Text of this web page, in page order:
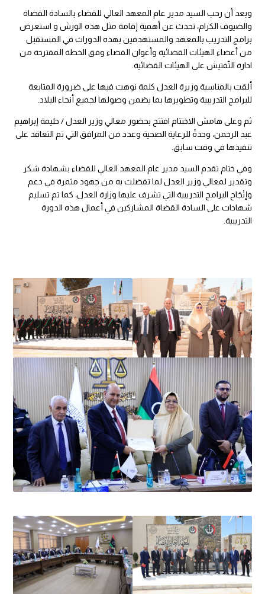
وبعد أن رحب السيد مدير عام المعهد العالي للقضاء بالسادة القضاة
والضيوف الكرام، تحدث عن أهمية إقامة مثل هذه الورش و استعرض
برامج التدريب بالمعهد والمستهدفين بهذه الدورات في المستقبل
من أعضاء الهيئات القضائية وأعوان القضاء وفق الخطة المقترحة من
ادارة التّفتيش على الهيئات القضائية.
ألقت بالمناسبة وزيرة العدل كلمة نوهت فيها على ضرورة المتابعة
للبرامج التدريبية وتطويرها بما يضمن وصولها لجميع أنحاء البلاد.
ثم وعلى هامش الاختتام افتتح بحضور معالي وزير العدل / حليمة إبراهيم
عبد الرحمن، وحدةً للرعاية الصحية وعدد من المرافق التي تم التعاقد على
تنفيذها في وقت سابق.
وفي ختام تقدم السيد مدير عام المعهد العالي للقضاء بشهادة شكر
وتقدير لمعالي وزير العدل لما تفضلت به من جهود مثمرة في دعم
وإنْجَاح البرامج التدريبية التي تشرف عليها وزارة العدل، كما تم تسليم
شهادات على السادة القضاة المشاركين في أعمال هذه الدورة
التدريبية.